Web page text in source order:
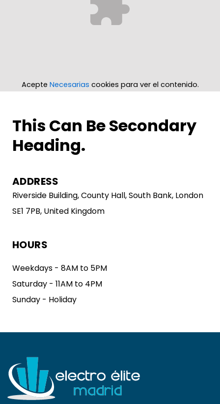
Acepte Necesarias cookies para ver el contenido.
This Can Be Secondary
Heading.
ADDRESS
Riverside Building, County Hall, South Bank, London
SE1 7PB, United Kingdom
HOURS
Weekdays - 8AM to 5PM
Saturday - 11AM to 4PM
Sunday - Holiday